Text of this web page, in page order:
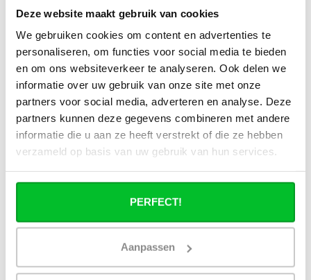
Deze website maakt gebruik van cookies
We gebruiken cookies om content en advertenties te
personaliseren, om functies voor social media te bieden
en om ons websiteverkeer te analyseren. Ook delen we
informatie over uw gebruik van onze site met onze
partners voor social media, adverteren en analyse. Deze
partners kunnen deze gegevens combineren met andere
informatie die u aan ze heeft verstrekt of die ze hebben
verzameld op basis van uw gebruik van hun services.
PERFECT!
Aanpassen
elektrisch en via de cv-installatie
verwarmen?
Hoe wordt de elektrische functie van de
radiator bediend?
Wanneer is het interessant om de
radiator elektrisch te gebruiken?
gebruik met een warmtepomp?
Is de Duo Hybride verticale radiator ook
rendabel met hoge temperatuur
systemen zoals een cv-ketel?